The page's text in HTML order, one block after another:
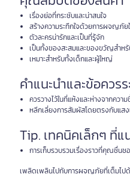
เรื่องย่อที่กระชับและน่าสนใจ
สร้างความระทึกใจด้วยการผจญภัย
ตัวละครน่ารักและเป็นที่รู้จัก
เป็นทั้งของสะสมและของขวัญสำห
เหมาะสำหรับทั้งเด็กและผู้ใหญ่
คำแนะนำและข้อควรร
ควรวางไว้ในที่แห้งและห่างจากควา
หลีกเลี่ยงการสัมผัสโดยตรงกับแส
Tip. เทคนิคเล็กๆ ที่แ
การเก็บรวบรวมเรื่องราวที่คุณชื่น
เพลิดเพลินไปกับการผจญภัยที่เต็มไปด้